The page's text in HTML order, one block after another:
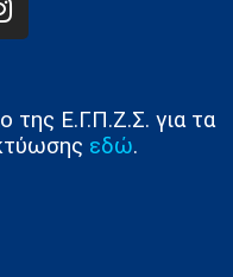
της Ε.Γ.Π.Ζ.Σ. για τα
εδώ.